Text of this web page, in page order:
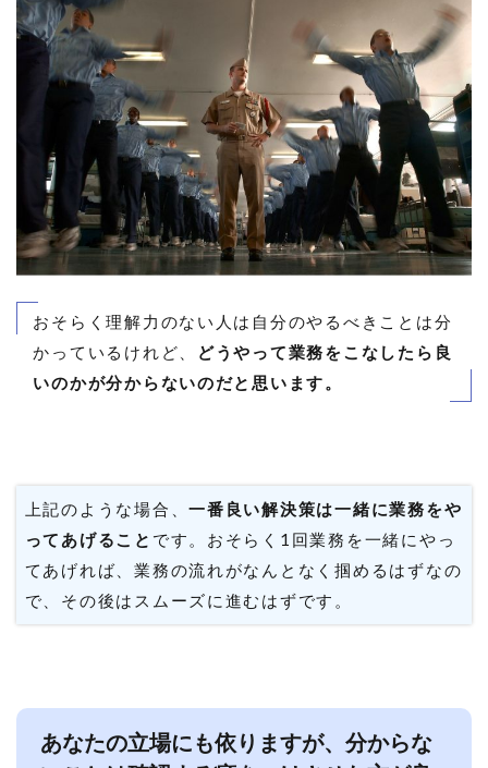
おそらく理解力のない人は自分のやるべきことは分
かっているけれど、
どうやって業務をこなしたら良
いのかが分からないのだと思います。
上記のような場合、一番良い解決策は一緒に業務をや
ってあげること です。おそらく1回業務を一緒にやっ
てあげれば、業務の流れがなんとなく掴めるはずなの
で、その後はスムーズに進むはずです。
あなたの立場にも依りますが、分からな